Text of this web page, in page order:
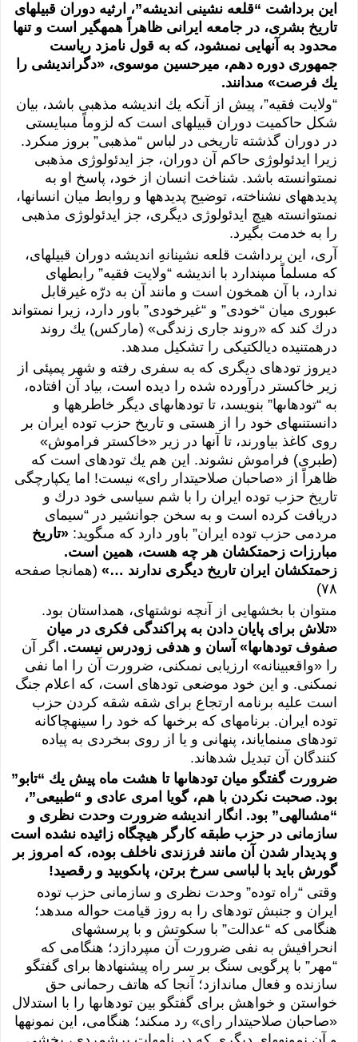
اين برداشت “قلعه ‏نشينى‏‏ انديشه”، ارثيه دوران قبيله‏اى‏‏
تاريخ بشرى‏‏، در جامعه ايرانى‏‏ ظاهراً همه‏گير است و تنها
محدود به آن‏هايى‏‏ نمى‏‏شود، كه به قول نامزد رياست
جمهورى‏‏ دوره دهم، ميرحسين موسوى‏‏، «دگرانديشى‏‏ را
يك فرصت» مى‏‏دانند.
“ولايت فقيه”، پيش از آنكه يك انديشه مذهبى‏‏ باشد، بيان
شكل حاكميت دوران قبيله‏اى‏‏ است كه لزوماً مى‏‏بايستى‏‏
در دوران گذشته تاريخى‏‏ در لباس “مذهبى‏‏” بروز مى‏‏كرد.
زيرا ايدئولوژى‏‏ حاكم آن دوران، جز ايدئولوژى‏‏ مذهبى‏‏
نمى‏‏توانسته باشد. شناخت انسان از خود، پاسخ او به
پديده‏هاى‏‏ نشناخته، توضيح پديده‏ها و روابط ميان انسان‏ها،
نمى‏‏توانسته هيچ ايدئولوژى‏‏ ديگرى‏‏، جز ايدئولوژى‏‏ مذهبى‏‏
را به خدمت بگيرد.
آرى‏‏، اين برداشت قلعه نشينانهِ انديشه دوران قبيله‏اى‏‏،
كه مسلماً مى‏‏پندارد با انديشه “ولايت فقيه” رابطه‏اى‏‏
ندارد، با آن هم‏خون است و مانند آن به درّه غيرقابل
عبورى‏‏ ميان “خودى‏‏” و “غيرخودى‏‏” باور دارد، زيرا نمى‏‏تواند
درك كند كه «روند جارى‏‏ زندگى‏‏» (ماركس) يك روند
درهم‏تنيده ديالكتيكى‏‏ را تشكيل مى‏‏دهد.
ديروز توده‏اى‏‏ ديگرى‏‏ كه به سفرى‏‏ رفته و شهر پمپئى‏‏ از
زير خاكستر درآورده شده را ديده است، بياد آن افتاده،
به “توده‏اى‏‏ها” بنويسد، تا توده‏اى‏‏هاى‏‏ ديگر خاطره‏ها و
دانستنى‏‏هاى‏‏ خود را از هستى‏‏ و تاريخ حزب توده ايران بر
روى‏‏ كاغذ بياورند، تا آن‏ها در زير «خاكستر فراموش»
(طبرى‏‏) فراموش نشوند. اين هم يك توده‏اى‏‏ است كه
ظاهراً از «صاحبان صلاحيت‏دار راى‏‏» نيست! اما يكپارچگى‏‏
تاريخ حزب توده ايران را با شم سياسى‏‏ خود درك و
دريافت كرده است و به سخن جوانشير در “سيماى‏‏
مردمى‏‏ حزب توده ايران” باور دارد كه مى‏‏گويد: «تاريخ
مبارزات زحمتكشان هر چه هست، همين است.
زحمتكشان ايران تاريخ ديگرى‏‏ ندارند …» (همانجا صفحه
٧٨)
مى‏‏توان با بخش‏هايى‏‏ از آنچه نوشته‏اى‏‏، همداستان بود.
«تلاش براى‏‏ پايان دادن به پراكندگى‏‏ فكرى‏‏ در ميان
صفوف توده‏اى‏‏ها» آسان و هدفى‏‏ زودرس نيست. اگر آن
را «واقع‏بينانه» ارزيابى‏‏ نمى‏‏كنى‏‏، ضرورت آن را اما نفى‏‏
نمى‏‏كنى‏‏. و اين خود موضعى‏‏ توده‏اى‏‏ است، كه اعلام جنگ
است عليه برنامه ارتجاع براى‏‏ شقه شقه كردن حزب
توده ايران. برنامه‏اى‏‏ كه برخى‏‏ها كه خود را سينه‏چاكانه
توده‏اى‏‏ مى‏‏نماياند، پنهانى‏‏ و يا از روى‏‏ بى‏‏خردى‏‏ به پياده
كنندگان آن تبديل شده‏اند.
ضرورت گفتگو ميان توده‏اى‏‏ها تا هشت ماه پيش يك “تابو”
بود. صحبت نكردن با هم، گويا امرى‏‏ عادى‏‏ و “طبيعى‏‏”،
“مشى‏‏الهى‏‏” بود. انگار انديشه ضرورت وحدت نظرى‏‏ و
سازمانى‏‏ در حزب طبقه كارگر هيچ‏گاه زائيده نشده است
و پديدار شدن آن مانند فرزندى‏‏ ناخلف بوده، كه امروز بر
گورش بايد با لباسى‏‏ سرخ برتن، پاى‏‏كوبيد و رقصيد!
وقتى‏‏ “راه توده” وحدت نظرى‏‏ و سازمانى‏‏ حزب توده
ايران و جنبش توده‏اى‏‏ را به روز قيامت حواله مى‏‏دهد؛
هنگامى‏‏ كه “عدالت” با سكوتش و با پرسش‏هاى‏‏
انحرافيش به نفى‏‏ ضرورت آن مى‏‏پردازد؛ هنگامى‏‏ كه
“مهر” با پرگويى‏‏ سنگ بر سر راه پيشنهادها براى‏‏ گفتگو
سازنده و فعال مى‏‏اندازد؛ آنجا كه هاتف رحمانى‏‏ حق
خواستن و خواهش براى‏‏ گفتگو بين توده‏اى‏‏ها را با استدلال
«صاحبان صلاحيت‏دار راى‏‏» رد مى‏‏كند؛ هنگامى‏‏، اين نمونه‏ها